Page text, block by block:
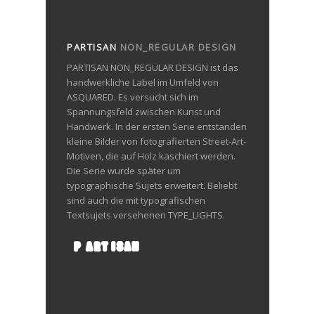
PARTISAN NON_REGULAR DESIGN
PARTISAN NON_REGULAR DESIGN ist das
handwerkliche Label im Umfeld von
ASQUARED. Es versucht sich im
Spannungsfeld zwischen Kunst und
Handwerk. In der ersten Serie entstanden
kleine Bilder von fotografierten Street-Art-
Motiven, die auf Holz kaschiert werden.
Die Serie wurde später um
typographische Sujets erweitert. Beliebt
sind auch die mit typografischen
Textsujets versehenen TYPE_LIGHTS.